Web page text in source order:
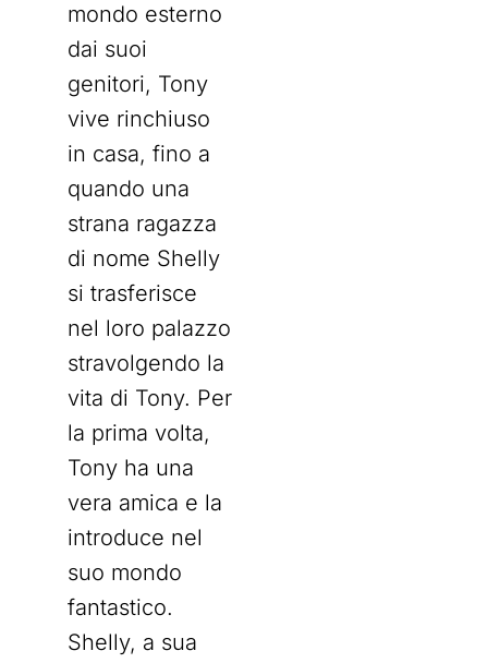
mondo esterno
dai suoi
genitori, Tony
vive rinchiuso
in casa, fino a
quando una
strana ragazza
di nome Shelly
si trasferisce
nel loro palazzo
stravolgendo la
vita di Tony. Per
la prima volta,
Tony ha una
vera amica e la
introduce nel
suo mondo
fantastico.
Shelly, a sua